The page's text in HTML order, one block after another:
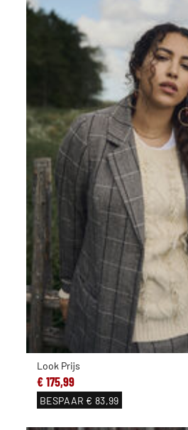
Look Prijs
€ 175,99
BESPAAR € 83,99